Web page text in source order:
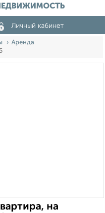
Личный кабинет
Аренда
на